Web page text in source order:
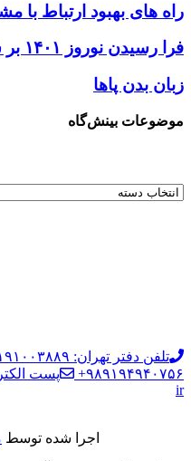
راه های بهبود ارتباط با
فرا رسیدن نوروز ۱۴۰۱ بر شما خجسته
زبان بدن پاها
موضوعات بینش‌گاه
تلفن دفتر تهران: ۹۸۲۱۹۱۰۰۳۸۸۹+
۹۸۹۱۹۴۹۴۰۷۵۶+
ir
اجرا شده توسط